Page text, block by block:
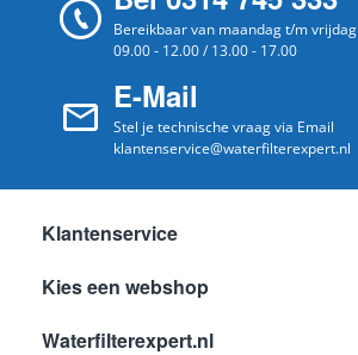
Bereikbaar van maandag t/m vrijdag
09.00 - 12.00 / 13.00 - 17.00
E-Mail
Stel je technische vraag via Email
klantenservice@waterfilterexpert.nl
Klantenservice
Kies een webshop
Waterfilterexpert.nl